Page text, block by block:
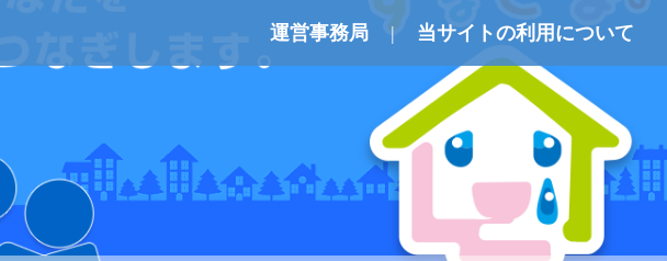
運営事務局 当サイトの利用について